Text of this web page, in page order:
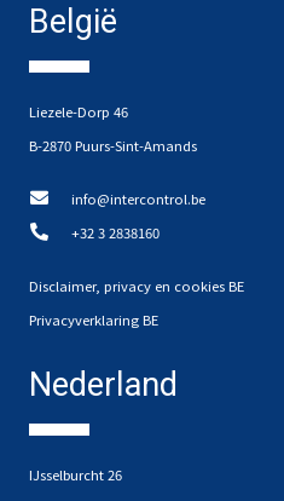
België
Liezele-Dorp 46
B-2870 Puurs-Sint-Amands
info@intercontrol.be
+32 3 2838160
Disclaimer, privacy en cookies BE
Privacyverklaring BE
Nederland
IJsselburcht 26